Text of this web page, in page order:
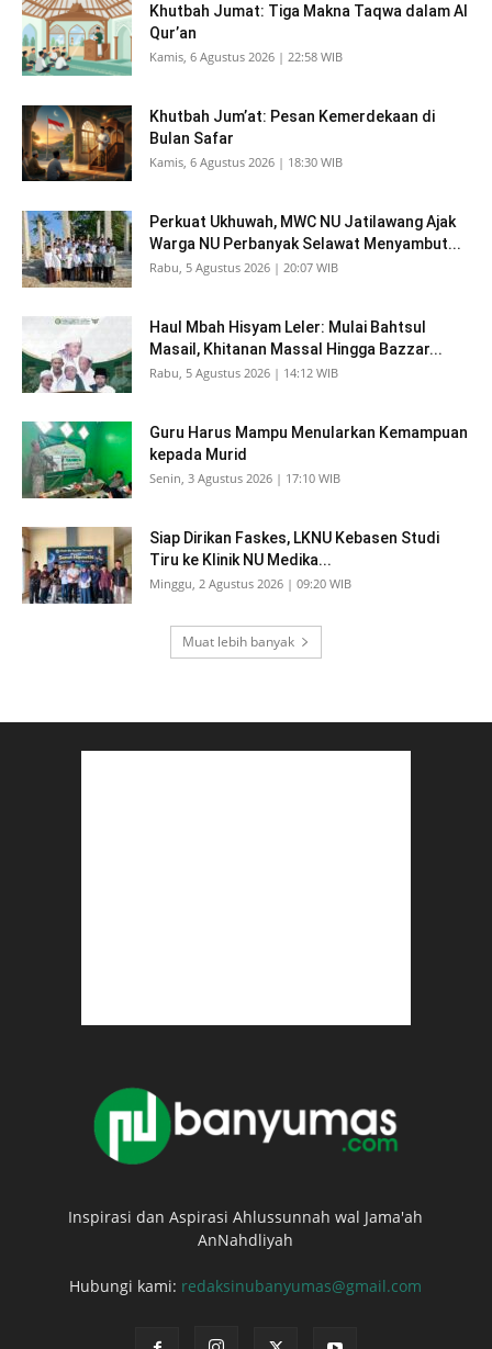
Khutbah Jumat: Tiga Makna Taqwa dalam Al
Qur’an
Kamis, 6 Agustus 2026 | 22:58 WIB
Khutbah Jum’at: Pesan Kemerdekaan di
Bulan Safar
Kamis, 6 Agustus 2026 | 18:30 WIB
Perkuat Ukhuwah, MWC NU Jatilawang Ajak
Warga NU Perbanyak Selawat Menyambut...
Rabu, 5 Agustus 2026 | 20:07 WIB
Haul Mbah Hisyam Leler: Mulai Bahtsul
Masail, Khitanan Massal Hingga Bazzar...
Rabu, 5 Agustus 2026 | 14:12 WIB
Guru Harus Mampu Menularkan Kemampuan
kepada Murid
Senin, 3 Agustus 2026 | 17:10 WIB
Siap Dirikan Faskes, LKNU Kebasen Studi
Tiru ke Klinik NU Medika...
Minggu, 2 Agustus 2026 | 09:20 WIB
Muat lebih banyak
Inspirasi dan Aspirasi Ahlussunnah wal Jama'ah
AnNahdliyah
Hubungi kami: redaksinubanyumas@gmail.com